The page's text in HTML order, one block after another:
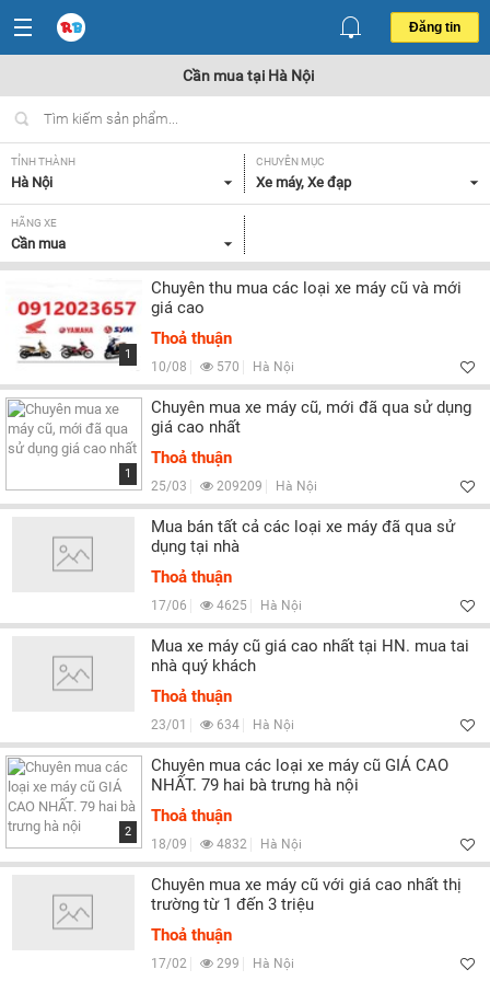
Đăng tin
Cần mua tại Hà Nội
TỈNH THÀNH
Hà Nội
CHUYÊN MỤC
Xe máy, Xe đạp
HÃNG XE
Cần mua
1
Chuyên thu mua các loại xe máy cũ và mới
giá cao
Thoả thuận
10/08 570 Hà Nội
1
Chuyên mua xe máy cũ, mới đã qua sử dụng
giá cao nhất
Thoả thuận
25/03 209209 Hà Nội
Mua bán tất cả các loại xe máy đã qua sử
dụng tại nhà
Thoả thuận
17/06 4625 Hà Nội
Mua xe máy cũ giá cao nhất tại HN. mua tai
nhà quý khách
Thoả thuận
23/01 634 Hà Nội
2
Chuyên mua các loại xe máy cũ GIÁ CAO
NHẤT. 79 hai bà trưng hà nội
Thoả thuận
18/09 4832 Hà Nội
Chuyên mua xe máy cũ với giá cao nhất thị
trường từ 1 đến 3 triệu
Thoả thuận
17/02 299 Hà Nội